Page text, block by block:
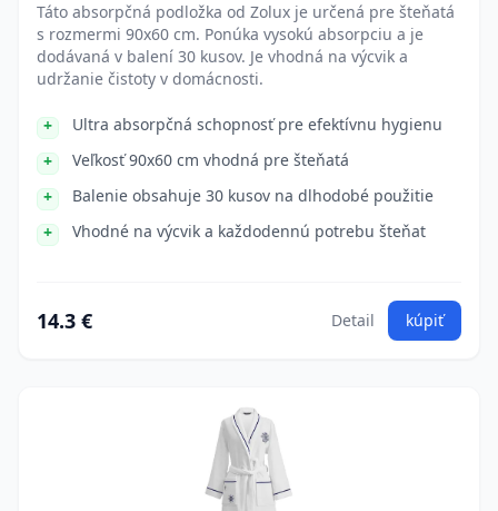
Táto absorpčná podložka od Zolux je určená pre šteňatá
s rozmermi 90x60 cm. Ponúka vysokú absorpciu a je
dodávaná v balení 30 kusov. Je vhodná na výcvik a
udržanie čistoty v domácnosti.
Ultra absorpčná schopnosť pre efektívnu hygienu
Veľkosť 90x60 cm vhodná pre šteňatá
Balenie obsahuje 30 kusov na dlhodobé použitie
Vhodné na výcvik a každodennú potrebu šteňat
14.3 € Detail kúpiť